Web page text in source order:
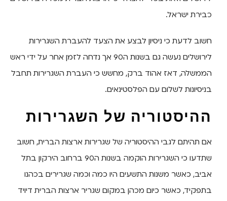
כבירת ישראל.
חשוב לדעת כי ניסיון לבצע את הצעד להעברת השגרירות
לירושלים נעשה גם בשנות ה90 אך נדחה לזמן אחר על ידי ראש
הממשלה, דאז אהוד ברק, מחשש כי העברת השגרירות תחבל
בניסיונות לשלום עם הפלסטינאים.
ההיסטוריה של השגרירות
אם תהיתם לגבי ההיסטוריה של שגרירות ארצות הברית, חשוב
שתדעו כי השגרירות הוקמה בשנות ה90 ברחוב הירקון בתל
אביב, כאשר משנות התשעים היו כמה וכמה שגרירים בכהנו
בתפקיד, כאשר כיום מכהן במקום שגריר ארצות הברית דיויד